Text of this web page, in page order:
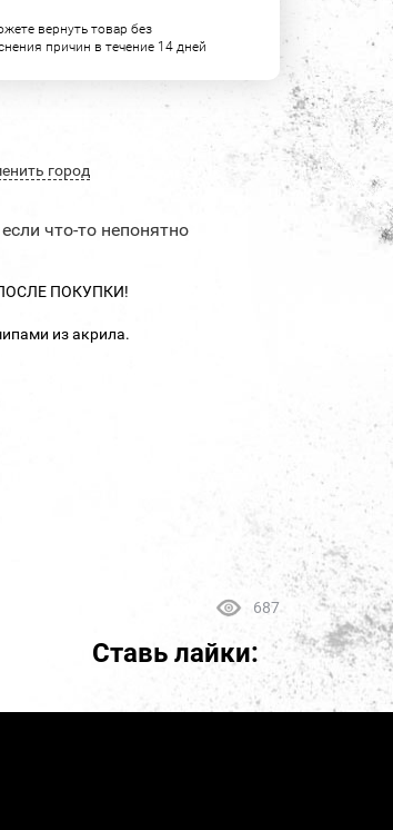
вернуть товар без
причин в течение 14 дней
город
что-то непонятно
ПОКУПКИ!
из акрила.
687
Ставь лайки: